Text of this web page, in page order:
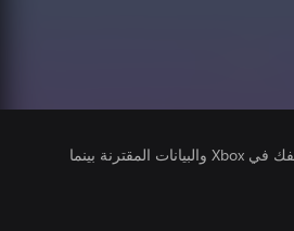
يتلقى ناشرو الألعاب التي تقوم بتشغيلها وصولاً إلى معلومات ملف تعريفك في Xbox والبيانات المقترنة بينما